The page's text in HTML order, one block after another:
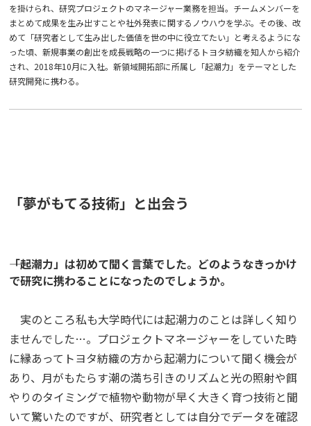
を掛けられ、研究プロジェクトのマネージャー業務を担当。チームメンバーを
まとめて成果を生み出すことや社外発表に関するノウハウを学ぶ。その後、改
めて「研究者として生み出した価値を世の中に役立てたい」と考えるようにな
った頃、新規事業の創出を成長戦略の一つに掲げるトヨタ紡織を知人から紹介
され、2018年10月に入社。新領域開拓部に所属し「起潮力」をテーマとした
研究開発に携わる。
「夢がもてる技術」と出会う
――「起潮力」は初めて聞く言葉でした。どのようなきっかけ
で研究に携わることになったのでしょうか。
実のところ私も大学時代には起潮力のことは詳しく知り
ませんでした…。プロジェクトマネージャーをしていた時
に縁あってトヨタ紡織の方から起潮力について聞く機会が
あり、月がもたらす潮の満ち引きのリズムと光の照射や餌
やりのタイミングで植物や動物が早く大きく育つ技術と聞
いて驚いたのですが、研究者としては自分でデータを確認